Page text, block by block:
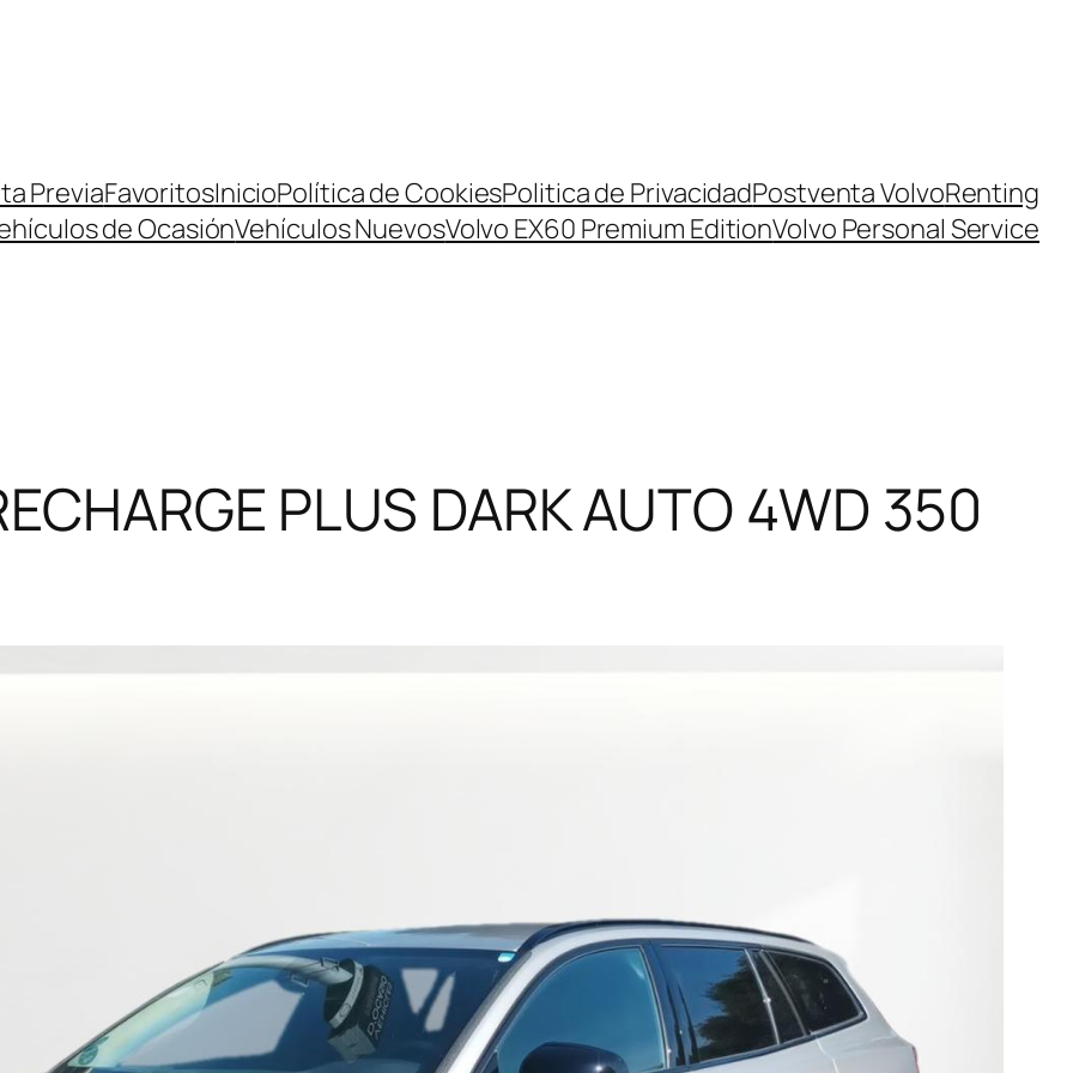
PreviaFavoritosInicioPolítica de CookiesPolitica de PrivacidadPostventa VolvoRenting
de OcasiónVehículos NuevosVolvo EX60 Premium EditionVolvo Personal Service
PLUS DARK AUTO 4WD 350